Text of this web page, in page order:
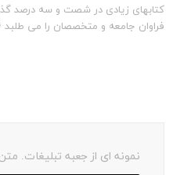
کتابهای زیادی در شصت و سه درصد
فراوان جامعه و متخصصان را می طلبد
نمونه ای از جعبه تبلیغات.